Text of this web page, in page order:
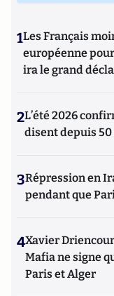
leJournal of
1Les Français
européenne
ira le grand
2L’été 2026
disent depuis 50
3Répression en
pendant que
4Xavier
Mafia ne signe
Paris et Alger